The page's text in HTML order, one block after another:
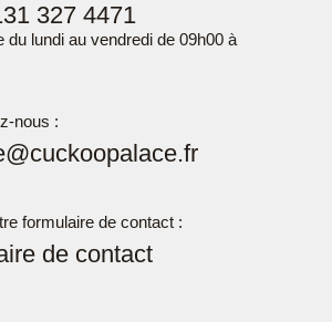
327 4471
du lundi au vendredi de 09h00 à
nous :
formulaire de contact :
de contact